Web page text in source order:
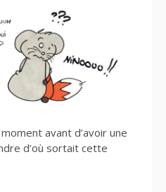
avant d’avoir une
d’où sortait cette